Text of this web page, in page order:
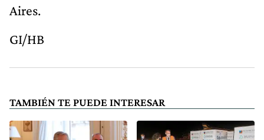
Aires.
GI/HB
TAMBIÉN TE PUEDE INTERESAR